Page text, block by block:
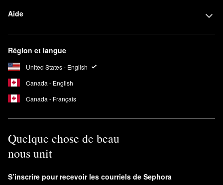
Aide
Région et langue
United States - English
Canada - English
Canada - Français
Quelque chose de beau
nous unit
S’inscrire pour recevoir les courriels de Sephora